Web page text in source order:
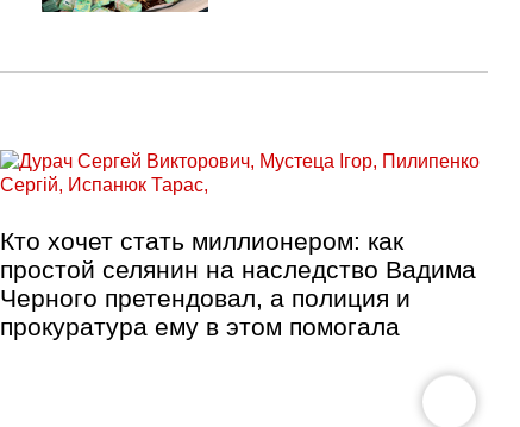
Кто хочет стать миллионером: как
простой селянин на наследство Вадима
Черного претендовал, а полиция и
прокуратура ему в этом помогала